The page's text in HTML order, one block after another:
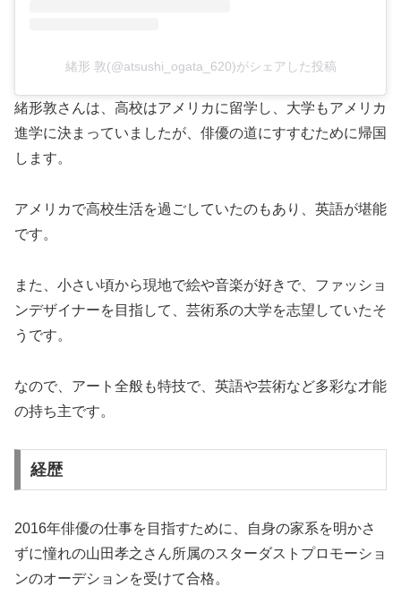
緒形 敦(@atsushi_ogata_620)がシェアした投稿
緒形敦さんは、高校はアメリカに留学し、大学もアメリカ
進学に決まっていましたが、俳優の道にすすむために帰国
します。
アメリカで高校生活を過ごしていたのもあり、英語が堪能
です。
また、小さい頃から現地で絵や音楽が好きで、ファッショ
ンデザイナーを目指して、芸術系の大学を志望していたそ
うです。
なので、アート全般も特技で、英語や芸術など多彩な才能
の持ち主です。
経歴
2016年俳優の仕事を目指すために、自身の家系を明かさ
ずに憧れの山田孝之さん所属のスターダストプロモーショ
ンのオーデションを受けて合格。